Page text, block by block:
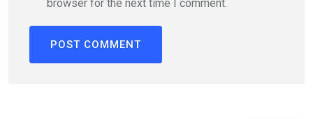
browser for the next time I comment.